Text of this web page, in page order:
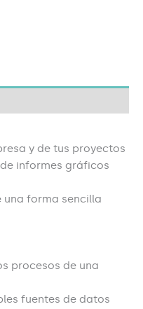
y de tus proyectos
informes gráficos
una forma sencilla
procesos de una
fuentes de datos